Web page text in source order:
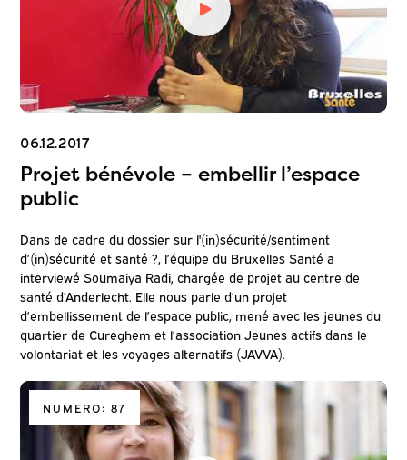
06.12.2017
Projet bénévole – embellir l’espace
public
Dans de cadre du dossier sur l'(in)sécurité/sentiment
d’(in)sécurité et santé ?, l’équipe du Bruxelles Santé a
interviewé Soumaiya Radi, chargée de projet au centre de
santé d’Anderlecht. Elle nous parle d’un projet
d’embellissement de l’espace public, mené avec les jeunes du
quartier de Cureghem et l’association Jeunes actifs dans le
volontariat et les voyages alternatifs (JAVVA).
NUMERO: 87